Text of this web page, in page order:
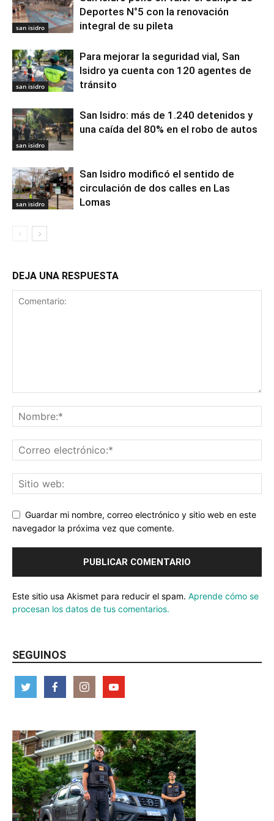
san isidro
Deportes N°5 con la renovación
integral de su pileta
san isidro
Para mejorar la seguridad vial, San
Isidro ya cuenta con 120 agentes de
tránsito
san isidro
San Isidro: más de 1.240 detenidos y
una caída del 80% en el robo de autos
san isidro
San Isidro modificó el sentido de
circulación de dos calles en Las
Lomas
DEJA UNA RESPUESTA
Guardar mi nombre, correo electrónico y sitio web en este
navegador la próxima vez que comente.
Este sitio usa Akismet para reducir el spam. Aprende cómo se
procesan los datos de tus comentarios.
SEGUINOS